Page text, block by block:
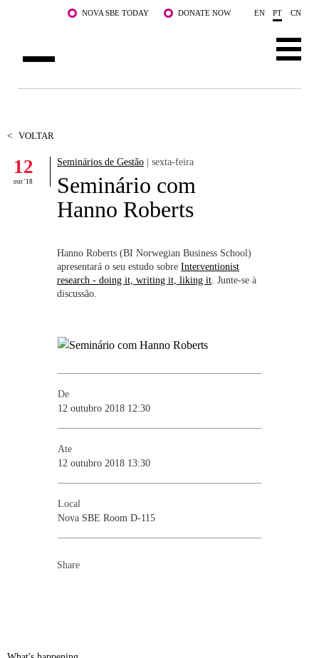
Saltar para o conteúdo principalNOVA SBE TODAY DONATE NOW EN PT CN
DOCENTES E INVESTIGAÇÃO
COMUNIDADE
WHAT'S HAPPENING
< VOLTAR
12
out '18
Seminários de Gestão | sexta-feira
Seminário com
Hanno Roberts
Hanno Roberts (BI Norwegian Business School)
apresentará o seu estudo sobreInterventionist
research - doing it, writing it, liking it . Junte-se à
discussão.
De
12 outubro 2018 12:30
Ate
12 outubro 2018 13:30
Local
Nova SBE Room D-115
Share